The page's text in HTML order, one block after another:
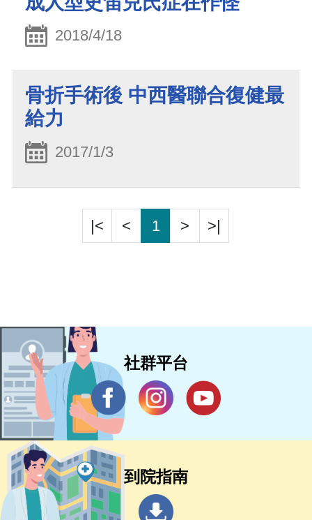
2018/4/18
骨折手術後 中西醫聯合復健最
給力
2017/1/3
|< < 1 > >|
社群平台
到院指南